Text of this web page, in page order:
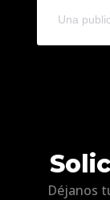
Una
Déjanos